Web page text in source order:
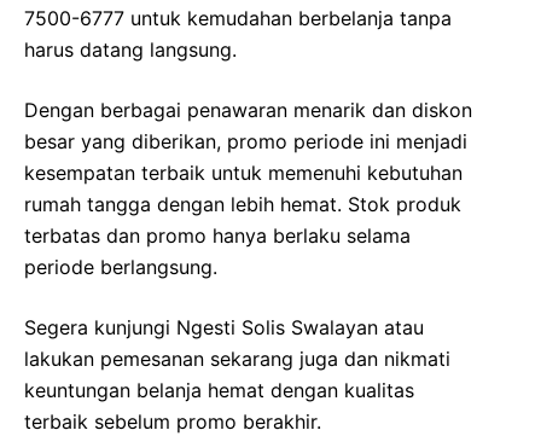
7500-6777 untuk kemudahan berbelanja tanpa
harus datang langsung.
Dengan berbagai penawaran menarik dan diskon
besar yang diberikan, promo periode ini menjadi
kesempatan terbaik untuk memenuhi kebutuhan
rumah tangga dengan lebih hemat. Stok produk
terbatas dan promo hanya berlaku selama
periode berlangsung.
Segera kunjungi Ngesti Solis Swalayan atau
lakukan pemesanan sekarang juga dan nikmati
keuntungan belanja hemat dengan kualitas
terbaik sebelum promo berakhir.